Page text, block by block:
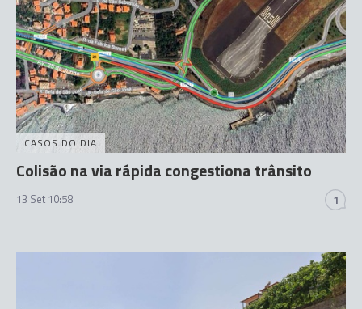
CASOS DO DIA
Colisão na via rápida congestiona trânsito
13 Set 10:58 1